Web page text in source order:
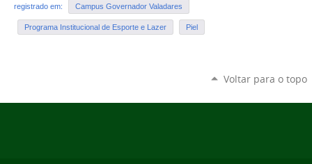
registrado em: Campus Governador Valadares
Programa Institucional de Esporte e Lazer Piel
Voltar para o topo